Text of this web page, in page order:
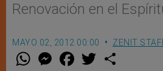
Renovación en el
MAYO 02, 2012 00:00 ZENIT
W M
e
F
a w